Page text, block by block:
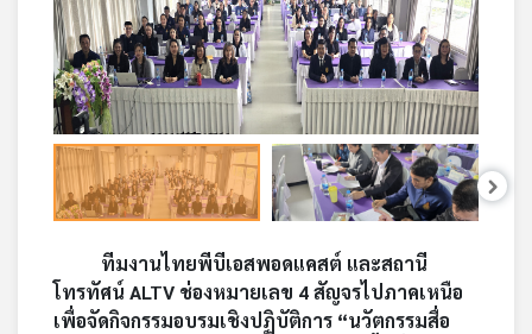
เพลง
บทความ
กิจกรรม
ทีมงานไทยพีบีเอสพอดแคสต์ และสถานี
โทรทัศน์ ALTV ช่องหมายเลข 4 สัญจรไปภาคเหนือ
เพื่อจัดกิจกรรมอบรมเชิงปฏิบัติการ “นวัตกรรมสื่อ